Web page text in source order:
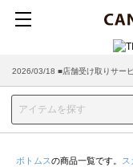
2026/03/18 ■店舗受け取りサー
ボトムスの商品一覧です。 ス